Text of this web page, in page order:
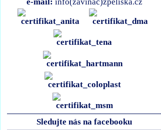
e-mail: info(zavináč)zpeliska.cz
Sledujte nás na facebooku